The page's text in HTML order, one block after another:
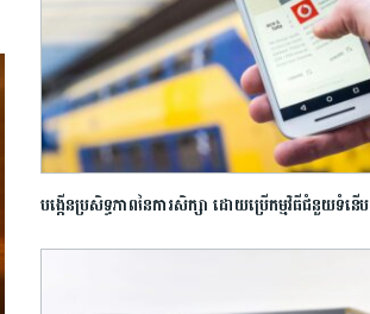
បង្កើនប្រសិទ្ធភាពនៃការសិក្សា ដោយ​ប្រើកម្មវិធីជំនួយទំនើប